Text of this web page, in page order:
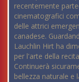
recentemente
cinematografici
delle attrici
canadese.
Lauchlin Hirt ha
per l'arte della
Continuerà
bellezza naturale e